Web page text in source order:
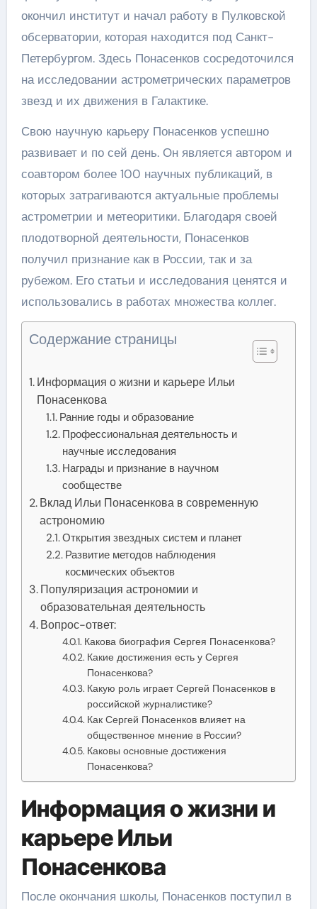
окончил институт и начал работу в Пулковской
обсерватории, которая находится под Санкт-
Петербургом. Здесь Понасенков сосредоточился
на исследовании астрометрических параметров
звезд и их движения в Галактике.
Свою научную карьеру Понасенков успешно
развивает и по сей день. Он является автором и
соавтором более 100 научных публикаций, в
которых затрагиваются актуальные проблемы
астрометрии и метеоритики. Благодаря своей
плодотворной деятельности, Понасенков
получил признание как в России, так и за
рубежом. Его статьи и исследования ценятся и
использовались в работах множества коллег.
Содержание страницы
Информация о жизни и карьере Ильи
Понасенкова
Ранние годы и образование
Профессиональная деятельность и
научные исследования
Награды и признание в научном
сообществе
Вклад Ильи Понасенкова в современную
астрономию
Открытия звездных систем и планет
Развитие методов наблюдения
космических объектов
Популяризация астрономии и
образовательная деятельность
Вопрос-ответ:
Какова биография Сергея Понасенкова?
Какие достижения есть у Сергея
Понасенкова?
Какую роль играет Сергей Понасенков в
российской журналистике?
Как Сергей Понасенков влияет на
общественное мнение в России?
Каковы основные достижения
Понасенкова?
Информация о жизни и
карьере Ильи
Понасенкова
После окончания школы, Понасенков поступил в